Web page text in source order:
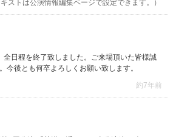
ストは公演情報編集ページで設定できます。）
全日程を終了致しました。ご来場頂いた皆様誠
今後とも何卒よろしくお願い致します。
約7年前